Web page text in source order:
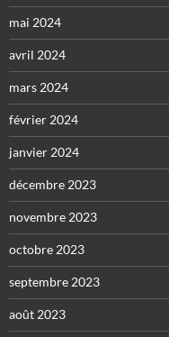
mai 2024
avril 2024
mars 2024
février 2024
janvier 2024
décembre 2023
novembre 2023
octobre 2023
septembre 2023
août 2023